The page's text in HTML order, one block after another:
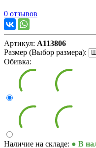
0 отзывов
Артикул: А113806
Размер (Выбор размера):
Обивка:
Наличие на складе: ● В